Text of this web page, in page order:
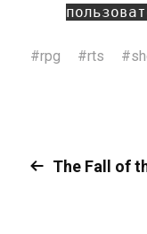
#rpg #rts #
The Fall of